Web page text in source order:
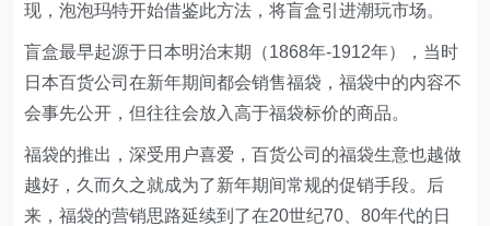
现，泡泡玛特开始借鉴此方法，将盲盒引进潮玩市场。
盲盒最早起源于日本明治末期（1868年-1912年），当时
日本百货公司在新年期间都会销售福袋，福袋中的内容不
会事先公开，但往往会放入高于福袋标价的商品。
福袋的推出，深受用户喜爱，百货公司的福袋生意也越做
越好，久而久之就成为了新年期间常规的促销手段。后
来，福袋的营销思路延续到了在20世纪70、80年代的日